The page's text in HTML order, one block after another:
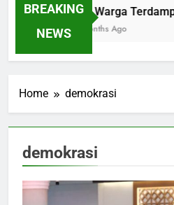
BREAKING
NEWS
109 Warga
4 Months Ago
Home demokrasi
demokrasi